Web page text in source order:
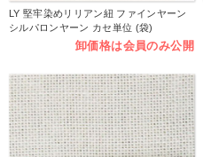
LY 堅牢染めリリアン紐 ファインヤーン
シルパロンヤーン カセ単位 (袋)
卸価格は会員のみ公開